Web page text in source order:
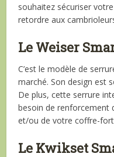
souhaitez sécuriser
retordre aux
Le Weiser
C’est le modèle de
marché. Son design est
De plus, cette serrure
besoin de renforcement
et/ou de votre coffre-
Le Kwikset